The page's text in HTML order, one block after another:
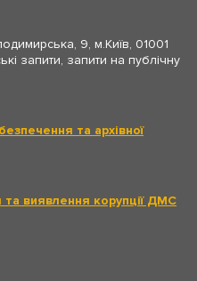
9, м.Київ, 01001
запити, запити на публічну
та архівної
та виявлення корупції ДМС